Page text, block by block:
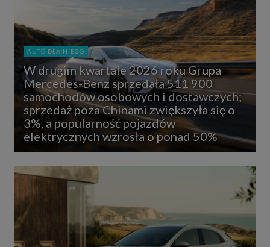
AUTO DLA NIEGO
W drugim kwartale 2026 roku Grupa
Mercedes-Benz sprzedała 511 900
samochodów osobowych i dostawczych;
sprzedaż poza Chinami zwiększyła się o
3%, a popularność pojazdów
elektrycznych wzrosła o ponad 50%